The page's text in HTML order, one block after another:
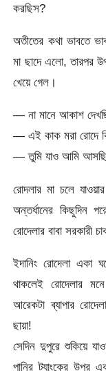
করছিস?
অতীতের কথা ভাবতে
মা ছাদে এলো, তারপর
খেয়ে গেল।
— না মানে আকাশ
— এই কাক মরা রোদে
— তুমি যাও আমি
রোদলার মা চলে
অন্তর্ধানের কিছুদিন
রোদেলার বাবা সরকারী
ইদানিং রোদেলা একা
থাকলেই রোদেলার
আরেকটা ব্যাপার
ছায়া!
সেদিন দুপুরে শুকিয়ে
পানির ট্যাংকের উপর